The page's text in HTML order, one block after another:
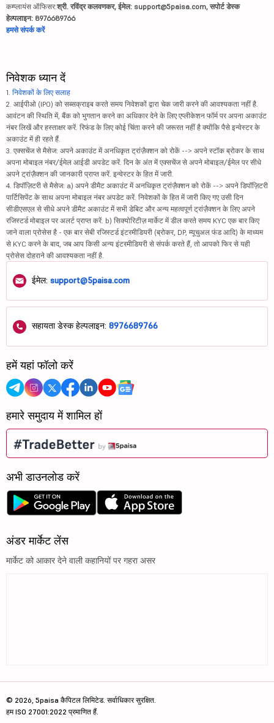
कम्प्लायंस ऑफिसर:श्री. रविंद्र कलवणकर, ईमेल: support@5paisa.com, सपोर्ट डेस्क
हेल्पलाइन: 8976689766
हमसे संपर्क करें
निवेशक ध्यान दें
1. निवेशकों के लिए सलाह
2. आईपीओ (IPO) को सब्सक्राइब करते समय निवेशकों द्वारा चेक जारी करने की आवश्यकता नहीं है.
आवंटन की स्थिति में, बैंक को भुगतान करने का अधिकार देने के लिए एप्लीकेशन फॉर्म पर अपना अकाउंट
नंबर लिखें और हस्ताक्षर करें. रिफंड के लिए कोई चिंता करने की जरूरत नहीं है क्योंकि पैसे इन्वेस्टर के
अकाउंट में ही रहते हैं.
3. एक्सचेंज से मैसेज: अपने अकाउंट में अनधिकृत ट्रांज़ैक्शन को रोकें --> अपने स्टॉक ब्रोकर के साथ
अपना मोबाइल नंबर/ईमेल आईडी अपडेट करें. दिन के अंत में एक्सचेंज से अपने मोबाइल/ईमेल पर सीधे
अपने ट्रांज़ैक्शन की जानकारी प्राप्त करें. इन्वेस्टर के हित में जारी.
4. डिपॉज़िटरी से मैसेज: a) अपने डीमैट अकाउंट में अनधिकृत ट्रांज़ैक्शन को रोकें --> अपने डिपॉज़िटरी
पार्टिसिपेंट के साथ अपना मोबाइल नंबर अपडेट करें. निवेशकों के हित में जारी किए गए उसी दिन
सीडीएसएल से सीधे अपने डीमैट अकाउंट में सभी डेबिट और अन्य महत्वपूर्ण ट्रांज़ैक्शन के लिए अपने
रजिस्टर्ड मोबाइल पर अलर्ट प्राप्त करें. b) सिक्योरिटीज़ मार्केट में डील करते समय KYC एक बार किए
जाने वाला प्रोसेस है - एक बार सेबी रजिस्टर्ड इंटरमीडियरी (ब्रोकर, DP, म्यूचुअल फंड आदि) के माध्यम
से KYC करने के बाद, जब आप किसी अन्य इंटरमीडियरी से संपर्क करते हैं, तो आपको फिर से यही
प्रोसेस दोहराने की आवश्यकता नहीं है.
ईमेल: support@5paisa.com
सहायता डेस्क हेल्पलाइन: 8976689766
हमें यहां फॉलो करें
हमारे समुदाय में शामिल हों
अभी डाउनलोड करें
अंडर मार्केट लेंस
मार्केट को आकार देने वाली कहानियों पर गहरा असर
© 2026, 5paisa कैपिटल लिमिटेड. सर्वाधिकार सुरक्षित.
हम ISO 27001:2022 प्रमाणित हैं.